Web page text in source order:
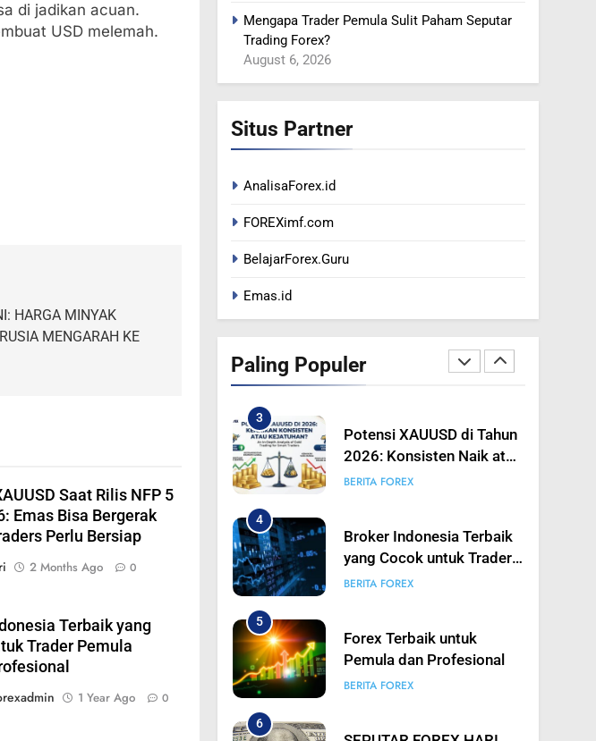
di jadikan acuan.
USD melemah.
HARGA MINYAK
MENGARAH KE
Saat Rilis NFP 5
Emas Bisa Bergerak
Perlu Bersiap
2 Months Ago 0
Terbaik yang
Trader Pemula
1 Year Ago 0
Mengapa Trader Pemula Sulit Paham Seputar
Trading Forex?
August 6, 2026
Situs Partner
AnalisaForex.id
FOREXimf.com
BelajarForex.Guru
Emas.id
Paling Populer
MINYAK TERGELINCIR DI
US DOLAR REBOUND
DARI LEVEL TERENDAH 1
1
Mengukur Dampak
Mata Uang
2
Rilis NFP 5 Juni 2026:
Emas Bisa Bergerak
3
Potensi XAUUSD di Tahun
2026: Konsisten Naik atau
Turun? Analisis Mendalam
BERITA FOREX
4
Broker Indonesia Terbaik
yang Cocok untuk Trader
Pemula hingga
BERITA FOREX
5
Forex Terbaik untuk
Pemula dan Profesional
BERITA FOREX
6